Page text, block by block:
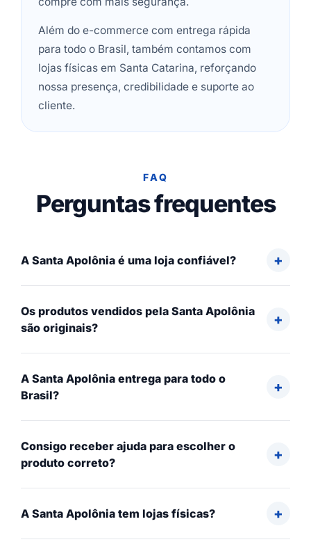
Além do e-commerce com entrega rápida
para todo o Brasil, também contamos com
lojas físicas em Santa Catarina, reforçando
nossa presença, credibilidade e suporte ao
cliente.
FAQ
Perguntas frequentes
A Santa Apolônia é uma loja confiável?
Os produtos vendidos pela Santa Apolônia
são originais?
A Santa Apolônia entrega para todo o
Brasil?
Consigo receber ajuda para escolher o
produto correto?
A Santa Apolônia tem lojas físicas?